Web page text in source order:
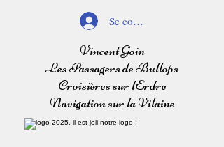
Se connecter
Vincent Goin
Les Passagers de Bullops
Croisières sur lErdre
Navigation sur la Vilaine